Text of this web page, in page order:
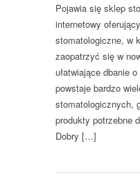
Pojawia się sklep
internetowy
stomatologiczne, w
zaopatrzyć się w
ułatwiające dbanie
powstaje bardzo
stomatologicznych,
produkty potrzebne
Dobry […]